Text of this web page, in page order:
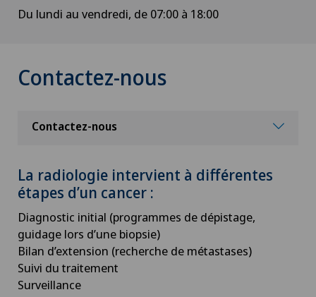
Du lundi au vendredi, de 07:00 à 18:00
Contactez-nous
Contactez-nous
La radiologie intervient à différentes
étapes d’un cancer :
Diagnostic initial (programmes de dépistage,
guidage lors d’une biopsie)
Bilan d’extension (recherche de métastases)
Suivi du traitement
Surveillance